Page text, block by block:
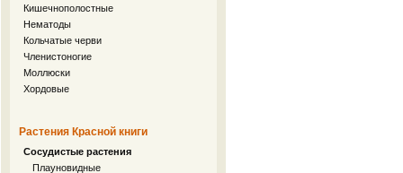
Кишечнополостные
Нематоды
Кольчатые черви
Членистоногие
Моллюски
Хордовые
Растения Красной книги
Сосудистые растения
Плауновидные